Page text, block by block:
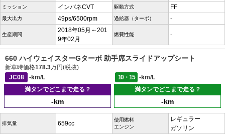
ミッション インパネCVT 駆動方式 FF
最大出力 49ps/6500rpm 過給器（ターボ） -
生産期間
2018年05月～201
9年02月
燃費性能 -
660 ハイウェイスターGターボ 助手席スライドアップシート
新車時価格178.3万円(税抜)
JC08
-km/L 10・15
-km/L
満タンでどこまで走る？
-km
満タンでどこまで走る？
-km
排気量 659cc
使用燃料
エンジン
レギュラー
ガソリン